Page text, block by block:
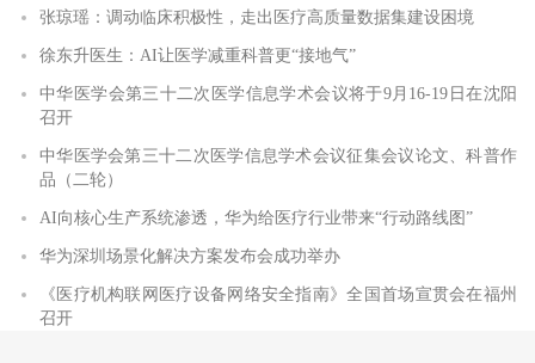
张琼瑶：调动临床积极性，走出医疗高质量数据集建设困境
徐东升医生：AI让医学减重科普更“接地气”
中华医学会第三十二次医学信息学术会议将于9月16-19日在沈阳
召开
中华医学会第三十二次医学信息学术会议征集会议论文、科普作
品（二轮）
AI向核心生产系统渗透，华为给医疗行业带来“行动路线图”
华为深圳场景化解决方案发布会成功举办
《医疗机构联网医疗设备网络安全指南》全国首场宣贯会在福州
召开